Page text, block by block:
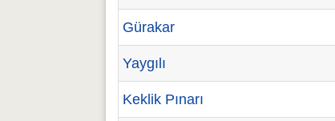
Gürakar
Yaygılı
Keklik Pınarı